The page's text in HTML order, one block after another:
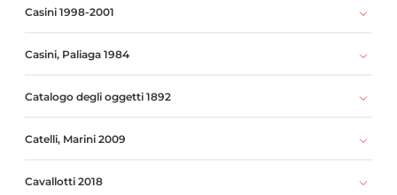
Casini 1998-2001
Casini, Paliaga 1984
Catalogo degli oggetti 1892
Catelli, Marini 2009
Cavallotti 2018